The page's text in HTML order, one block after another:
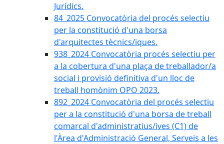
Jurídics.
84_2025 Convocatòria del procés selectiu
per la constitució d'una borsa
d'arquitectes tècnics/iques.
938_2024 Convocatòria procés selectiu per
a la cobertura d'una plaça de treballador/a
social i provisió definitiva d'un lloc de
treball homònim OPO 2023.
892_2024 Convocatòria del procés selectiu
per a la constitució d'una borsa de treball
comarcal d'administratius/ives (C1) de
l'Àrea d'Administració General, Serveis a les